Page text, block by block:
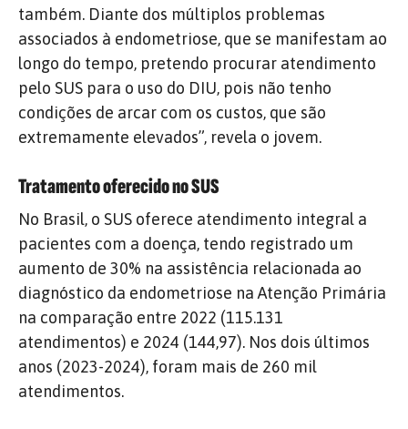
também. Diante dos múltiplos problemas
associados à endometriose, que se manifestam ao
longo do tempo, pretendo procurar atendimento
pelo SUS para o uso do DIU, pois não tenho
condições de arcar com os custos, que são
extremamente elevados”, revela o jovem.
Tratamento oferecido no SUS
No Brasil, o SUS oferece atendimento integral a
pacientes com a doença, tendo registrado um
aumento de 30% na assistência relacionada ao
diagnóstico da endometriose na Atenção Primária
na comparação entre 2022 (115.131
atendimentos) e 2024 (144,97). Nos dois últimos
anos (2023-2024), foram mais de 260 mil
atendimentos.